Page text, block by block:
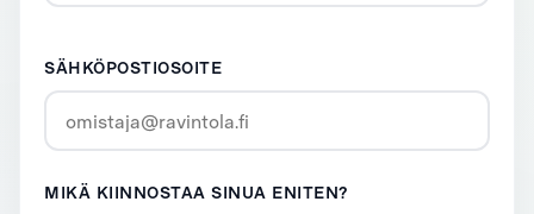
SÄHKÖPOSTIOSOITE
MIKÄ KIINNOSTAA SINUA ENITEN?